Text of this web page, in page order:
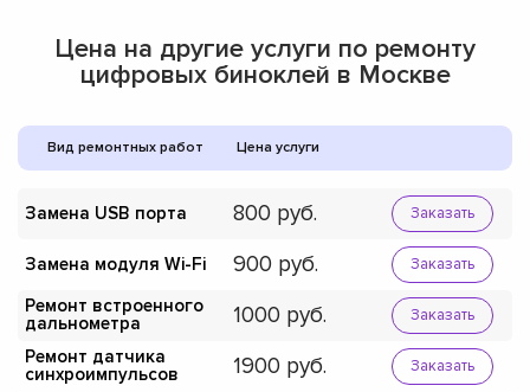
Цена на другие услуги по ремонту
цифровых биноклей в Москве
Вид ремонтных работ Цена услуги
Замена USB порта 800 Заказать
Замена модуля Wi-Fi 900 Заказать
Ремонт встроенного
дальнометра
1000 Заказать
Ремонт датчика
синхроимпульсов
1900 Заказать